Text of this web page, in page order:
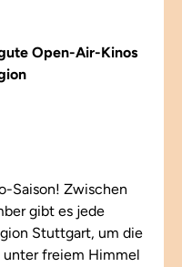
Open-Air-Kinos
Saison! Zwischen
gibt es jede
Stuttgart, um die
unter freiem Himmel